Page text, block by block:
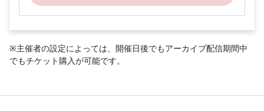
※主催者の設定によっては、開催日後でもアーカイブ配信期間中
でもチケット購入が可能です。